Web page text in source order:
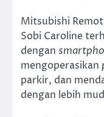
Mitsubishi
Sobi Caroline
dengan
mengoperasikan
parkir, dan
dengan lebih